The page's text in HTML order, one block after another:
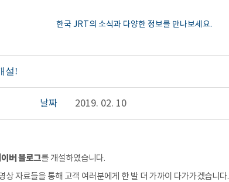
한국 JRT의 소식과 다양한 정보를 만나보세요.
설!
날짜 2019. 02. 10
버 블로그를 개설하였습니다.
상 자료들을 통해 고객 여러분에게 한 발 더 가까이 다가가겠습니다.